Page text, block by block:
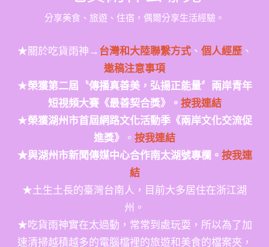
分享美食、旅遊、住宿，偶爾分享生活經驗。
★關於吃貨雨神→台灣和大陸聯繫方式、 個人經歷、
邀稿注意事項
★榮獲第二屆〝傳播真善美，弘揚正能量〞兩岸青年
短視頻大賽《最善契合獎》。 按我連結
★榮獲湖州市首屆網路文化活動季《兩岸文化交流促
進獎》
。 按我連結
★與湖州市新聞傳媒中心合作南太湖號專欄。 按我連
結
★土生土長的臺灣台南人，目前大多居住在浙江湖
州。
★吃貨雨神實在太過動，常常到處玩耍，所以為了加
速清掃越積越多的電腦檔裡的旅遊和美食的檔案夾，